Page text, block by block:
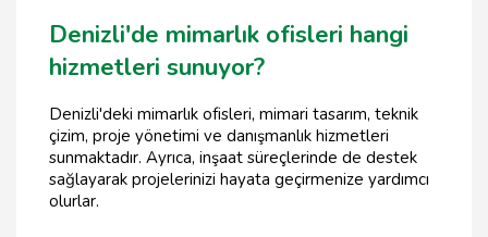
Denizli'de mimarlık ofisleri hangi
hizmetleri sunuyor?
Denizli'deki mimarlık ofisleri, mimari tasarım, teknik
çizim, proje yönetimi ve danışmanlık hizmetleri
sunmaktadır. Ayrıca, inşaat süreçlerinde de destek
sağlayarak projelerinizi hayata geçirmenize yardımcı
olurlar.